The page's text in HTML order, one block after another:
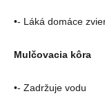
•- Láká domáce
Mulčovacia kôra
•- Zadržuje vodu